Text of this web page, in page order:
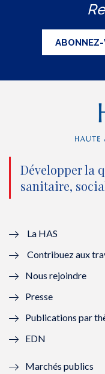
i
t
t
e
n
o
u
l
l
f
Développer la
sanitaire,
La HAS
Contribuez aux
Nous rejoindre
Presse
Publications par
EDN
Marchés publics